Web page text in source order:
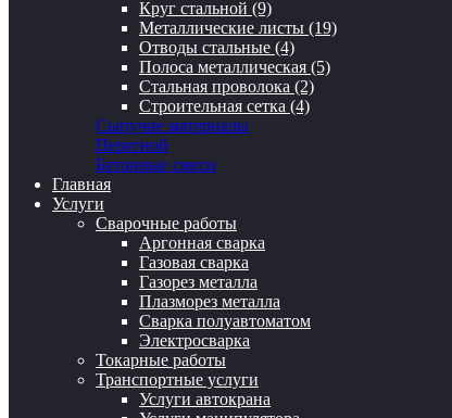
Круг стальной (9)
Металлические листы (19)
Отводы стальные (4)
Полоса металлическая (5)
Стальная проволока (2)
Строительная сетка (4)
Сыпучие материалы
Перегной
Бетонные смеси
Главная
Услуги
Сварочные работы
Аргонная сварка
Газовая сварка
Газорез металла
Плазморез металла
Сварка полуавтоматом
Электросварка
Токарные работы
Транспортные услуги
Услуги автокрана